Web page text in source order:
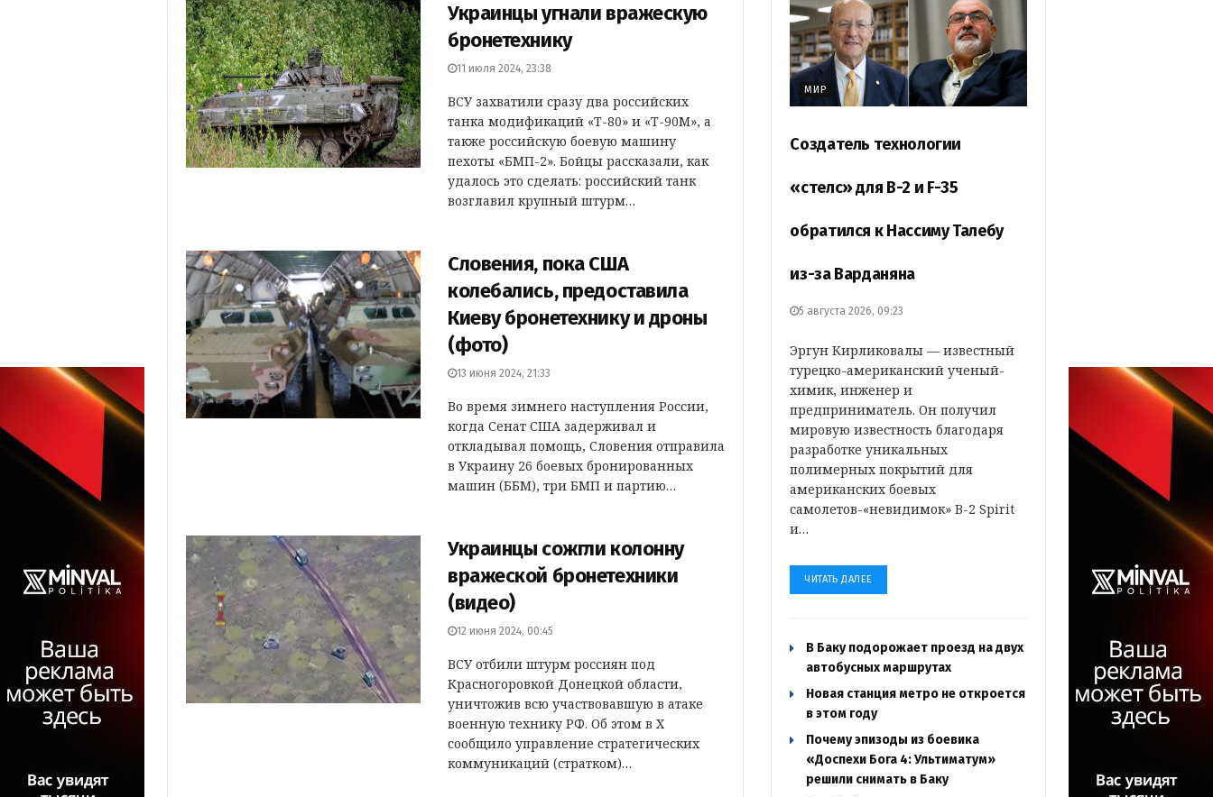
Украинцы угнали вражескую
бронетехнику
11 июля 2024, 23:38
ВСУ захватили сразу два российских
танка модификаций «Т-80» и «Т-90М», а
также российскую боевую машину
пехоты «БМП-2». Бойцы рассказали, как
удалось это сделать: российский танк
возглавил крупный штурм…
Словения, пока США
колебались, предоставила
Киеву бронетехнику и дроны
(фото)
13 июня 2024, 21:33
Во время зимнего наступления России,
когда Сенат США задерживал и
откладывал помощь, Словения отправила
в Украину 26 боевых бронированных
машин (ББМ), три БМП и партию…
Украинцы сожгли колонну
вражеской бронетехники
(видео)
12 июня 2024, 00:45
ВСУ отбили штурм россиян под
Красногоровкой Донецкой области,
уничтожив всю участвовавшую в атаке
военную технику РФ. Об этом в X
сообщило управление стратегических
коммуникаций (стратком)…
МИР
Создатель технологии
«стелс» для B-2 и F-35
обратился к Нассиму Талебу
из-за Варданяна
5 августа 2026, 09:23
Эргун Кирликовалы — известный
турецко-американский ученый-
химик, инженер и
предприниматель. Он получил
мировую известность благодаря
разработке уникальных
полимерных покрытий для
американских боевых
самолетов-«невидимок» B-2 Spirit
и…
ЧИТАТЬ ДАЛЕЕ
В Баку подорожает проезд на двух
автобусных маршрутах
Новая станция метро не откроется
в этом году
Почему эпизоды из боевика
«Доспехи Бога 4: Ультиматум»
решили снимать в Баку